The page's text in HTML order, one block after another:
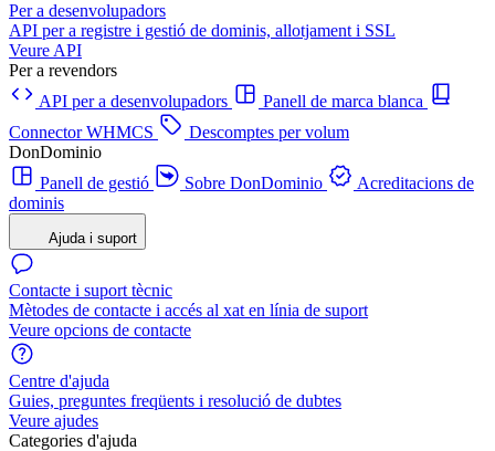
Per a desenvolupadors
API per a registre i gestió de dominis, allotjament i SSL
Veure API
Per a revendors
API per a desenvolupadors
Panell de marca blanca
Connector WHMCS
Descomptes per volum
DonDominio
Panell de gestió
Sobre DonDominio
Acreditacions de
dominis
Ajuda i suport
Contacte i suport tècnic
Mètodes de contacte i accés al xat en línia de suport
Veure opcions de contacte
Centre d'ajuda
Guies, preguntes freqüents i resolució de dubtes
Veure ajudes
Categories d'ajuda